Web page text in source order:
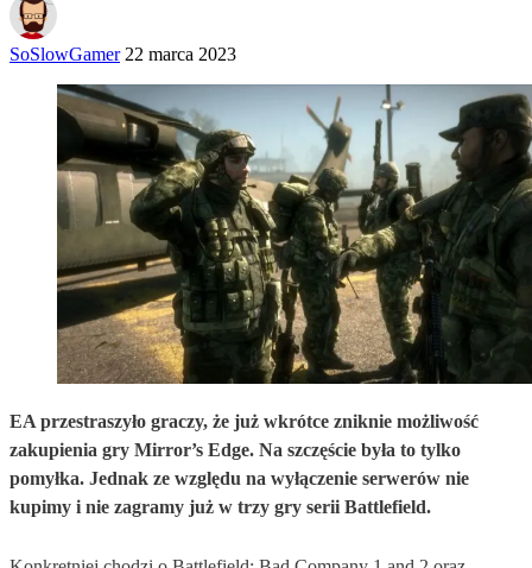
SoSlowGamer 22 marca 2023
EA przestraszyło graczy, że już wkrótce zniknie możliwość
zakupienia gry Mirror’s Edge. Na szczęście była to tylko
pomyłka. Jednak ze względu na wyłączenie serwerów nie
kupimy i nie zagramy już w trzy gry serii Battlefield.